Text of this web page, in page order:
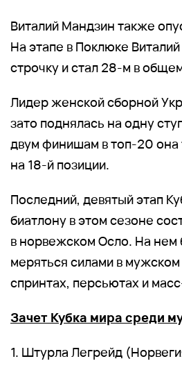
Виталий Мандзин также
На этапе в Поклюке
строчку и стал 28-м в
Лидер женской сборной
зато поднялась на одну
двум финишам в топ-20 она
на 18-й позиции.
Последний, девятый этап
биатлону в этом сезоне
в норвежском Осло. На нем
меряться силами в
спринтах, персьютах и
Зачет Кубка мира среди
1. Штурла Легрейд